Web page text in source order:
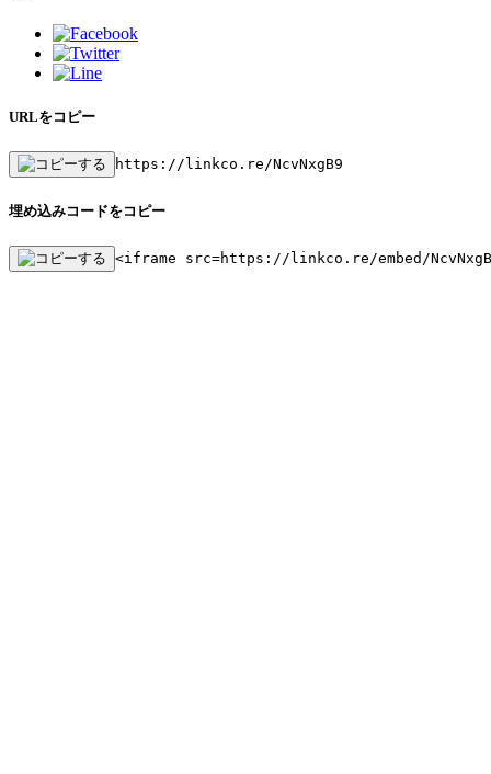
URLをコピー
https://linkco.re/NcvNxgB9
埋め込みコードをコピー
<iframe src=https://linkco.re/embed/